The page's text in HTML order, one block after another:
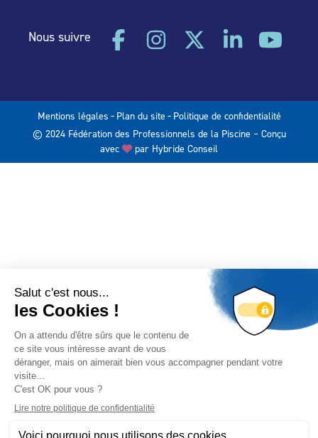
Nous suivre
Mentions légales - Plan du site - Politique de confidentialité
© 2024 Fédération des Professionnels de la Piscine – Conçu
avec
par Hybride Conseil